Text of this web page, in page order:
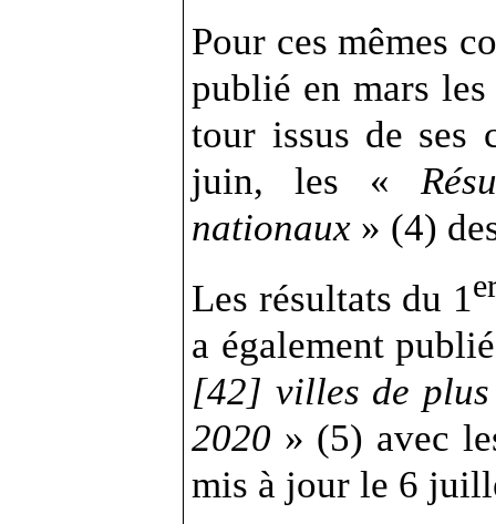
Pour ces mêmes
publié en mars
tour issus de ses
juin, les «
nationaux » (4)
Les résultats du 1
a également
[42] villes de
2020 » (5) avec
mis à jour le 6